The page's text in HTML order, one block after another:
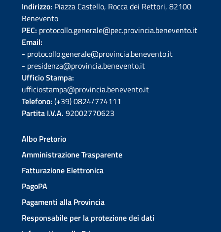
Indirizzo: Piazza Castello, Rocca dei Rettori, 82100
Benevento
PEC: protocollo.generale@pec.provincia.benevento.it
Email:
- protocollo.generale@provincia.benevento.it
- presidenza@provincia.benevento.it
Ufficio Stampa:
ufficiostampa@provincia.benevento.it
Telefono: (+39) 0824/774111
Partita I.V.A. 92002770623
Albo Pretorio
Amministrazione Trasparente
Fatturazione Elettronica
PagoPA
Pagamenti alla Provincia
Responsabile per la protezione dei dati